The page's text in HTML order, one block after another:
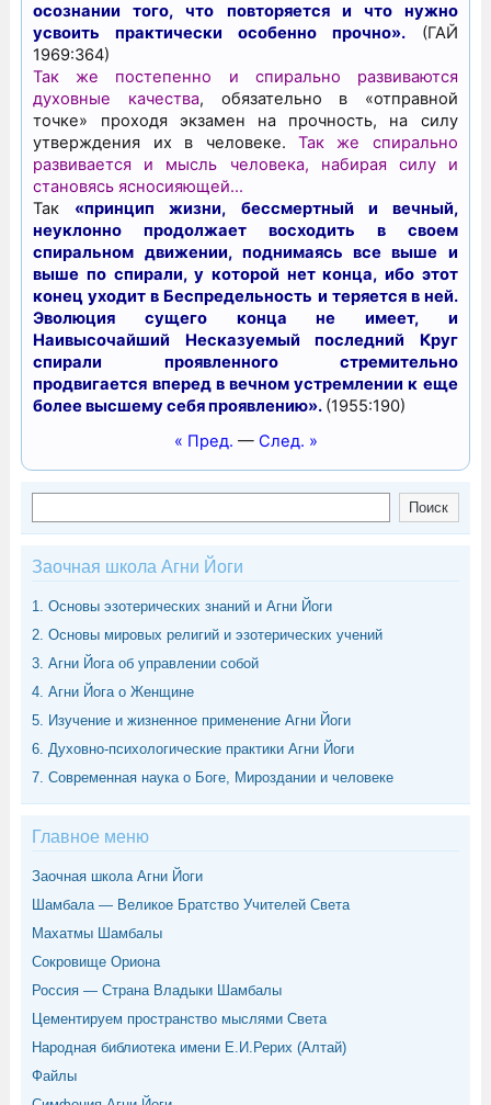
осознании того, что повторяется и что нужно
усвоить практически особенно прочно».(ГАЙ
1969:364)
Так же постепенно и спирально развиваются
духовные качества, обязательно в «отправной
точке» проходя экзамен на прочность, на силу
утверждения их в человеке. Так же спирально
развивается и мысль человека, набирая силу и
становясь ясносияющей…
Так «принцип жизни, бессмертный и вечный,
неуклонно продолжает восходить в своем
спиральном движении, поднимаясь все выше и
выше по спирали, у которой нет конца, ибо этот
конец уходит в Беспредельность и теряется в ней.
Эволюция сущего конца не имеет, и
Наивысочайший Несказуемый последний Круг
спирали проявленного стремительно
продвигается вперед в вечном устремлении к еще
более высшему себя проявлению». (1955:190)
« Пред. — След. »
Поиск
Заочная школа Агни Йоги
1. Основы эзотерических знаний и Агни Йоги
2. Основы мировых религий и эзотерических учений
3. Агни Йога об управлении собой
4. Агни Йога о Женщине
5. Изучение и жизненное применение Агни Йоги
6. Духовно-психологические практики Агни Йоги
7. Современная наука о Боге, Мироздании и человеке
Главное меню
Заочная школа Агни Йоги
Шамбала — Великое Братство Учителей Света
Махатмы Шамбалы
Сокровище Ориона
Россия — Страна Владыки Шамбалы
Цементируем пространство мыслями Света
Народная библиотека имени Е.И.Рерих (Алтай)
Файлы